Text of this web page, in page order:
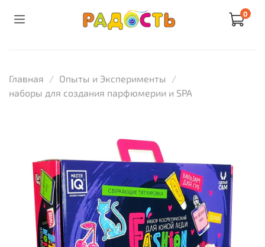
0
Главная
Опыты и Эксперименты
наборы для создания парфюмерии и SPA